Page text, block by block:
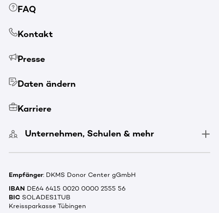
FAQ
Kontakt
Presse
Daten ändern
Karriere
Unternehmen, Schulen & mehr
Empfänger: DKMS Donor Center gGmbH
IBAN DE64 6415 0020 0000 2555 56
BIC SOLADES1TUB
Kreissparkasse Tübingen